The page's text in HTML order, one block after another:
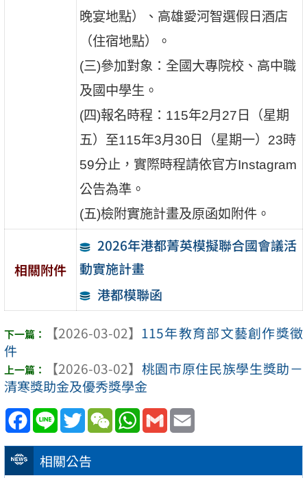
相關公告
晚宴地點）、高雄愛河智選假日酒店
（住宿地點）。
(三)參加對象：全國大專院校、高中職
及國中學生。
(四)報名時程：115年2月27日（星期
五）至115年3月30日（星期一）23時
59分止，實際時程請依官方Instagram
公告為準。
(五)檢附實施計畫及原函如附件。
相關附件
2026年港都菁英模擬聯合國會議活
動實施計畫
港都模聯函
【2026-03-02】 115年教育部文藝創作獎徵
件
【2026-03-02】 桃園市原住民族學生獎助－
清寒獎助金及優秀獎學金
Facebook
Line TwitterWeChatWhatsApp
Gmail